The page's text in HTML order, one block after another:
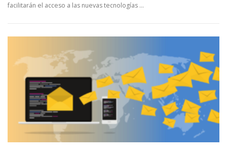
facilitarán el acceso a las nuevas tecnologías …